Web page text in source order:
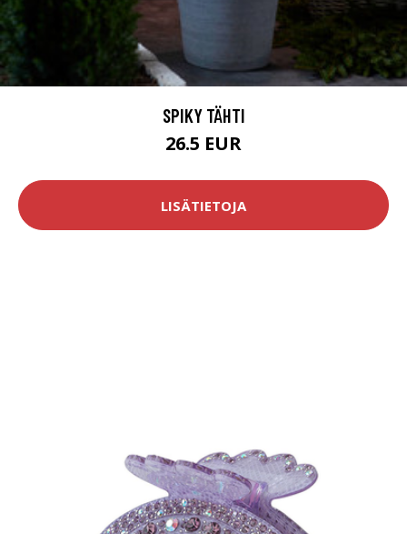
SPIKY TÄHTI
26.5 EUR
LISÄTIETOJA